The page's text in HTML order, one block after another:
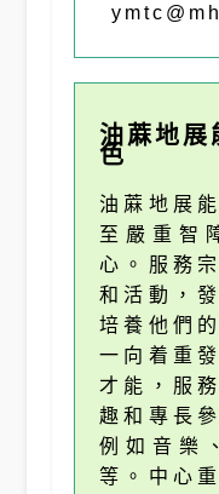
油蔴地展
色
油蔴地展
至嚴重智
心。服務
和活動，
培養他們
一向着重
才能，服
趣和專長
例如音樂
等。中心